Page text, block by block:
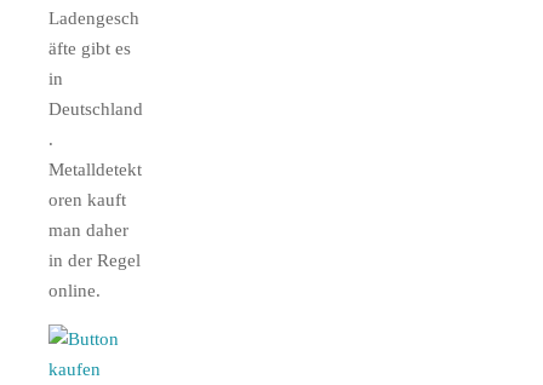
Ladengesch
äfte gibt es
in
Deutschland
.
Metalldetekt
oren kauft
man daher
in der Regel
online.